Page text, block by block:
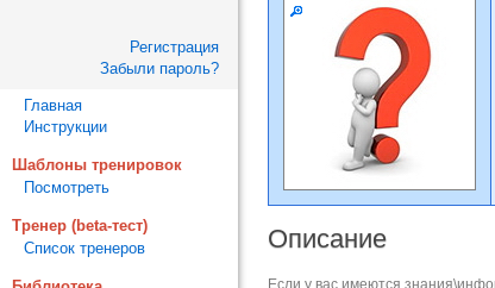
Описание
Если у вас имеются
Регистрация
Забыли пароль?
Главная
Инструкции
Шаблоны тренировок
Посмотреть
Тренер (beta-тест)
Список тренеров